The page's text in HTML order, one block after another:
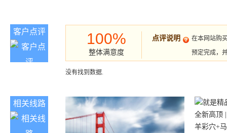
客户点评 100%
整体满意度
点评说明
在本网站购
预定完成，
没有找到数据.
相关线路